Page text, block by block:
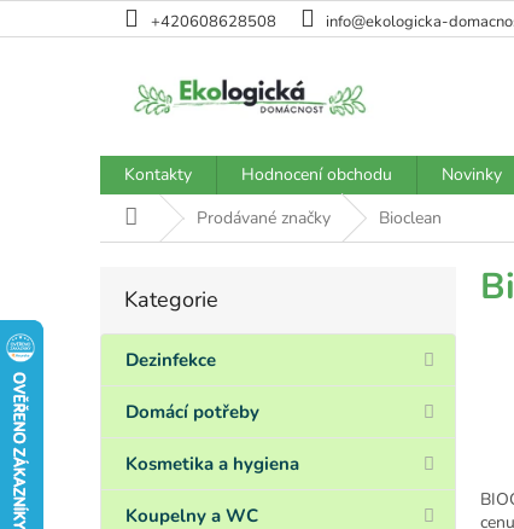
na
+420608628508 info@ekologicka-
Kontakty Hodnocení obchodu Novinky
Domů Prodávané značky Bioclean
s
r
n
í
Přeskočit
Kategorie
Dezinfekce
Domácí potřeby
Kosmetika a hygiena
Koupelny a WC